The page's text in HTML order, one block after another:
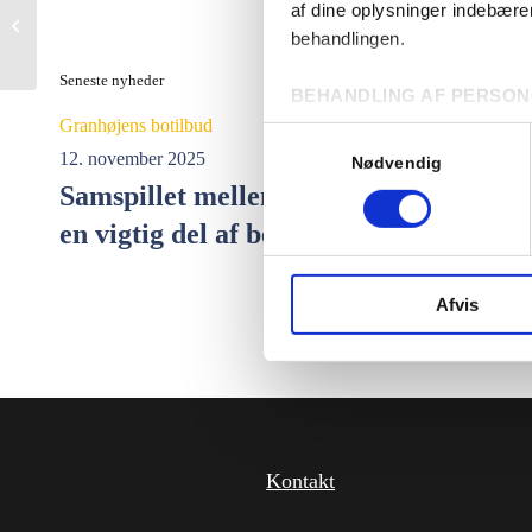
af dine oplysninger
behandlingen.
BEHANDLING AF
Vores brug af cookies kan
privatlivspolitik, som
SAMTYKKE
Nødvendig
Afvis
Seneste nyheder
Samspillet mellem kost og hverdag er
en vigtig del af behandlingen
12. november 2025
Granhøjens botilbud
Kontakt